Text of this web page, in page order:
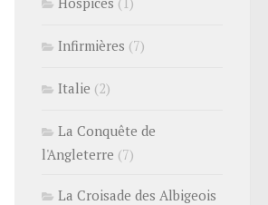
Infirmières (7)
Italie (2)
La Conquête de
l'Angleterre (7)
La Croisade des Albigeois